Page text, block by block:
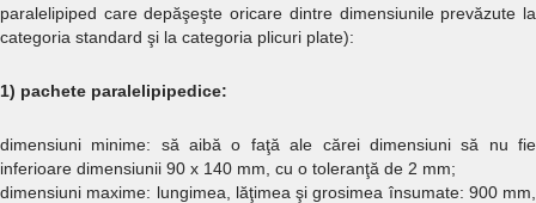
paralelipiped care depăşeşte oricare dintre dimensiunile prevăzute la
categoria standard şi la categoria plicuri plate):
1) pachete paralelipipedice:
dimensiuni minime: să aibă o faţă ale cărei dimensiuni să nu fie
inferioare dimensiunii 90 x 140 mm, cu o toleranţă de 2 mm;
dimensiuni maxime: lungimea, lăţimea şi grosimea însumate: 900 mm,